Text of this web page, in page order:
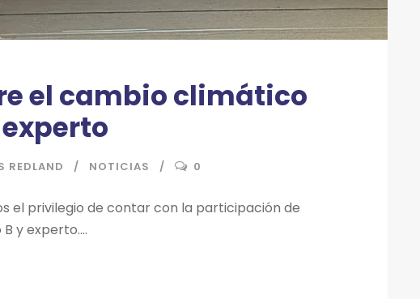
el cambio climático
REDLAND NOTICIAS 0
el privilegio de contar con la participación de
y experto....